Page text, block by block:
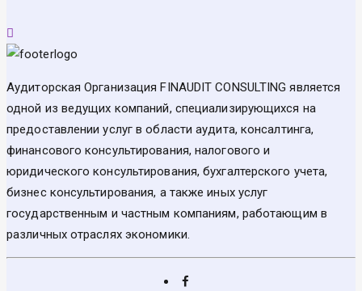
Аудиторская Организация FINAUDIT CONSULTING является
одной из ведущих компаний, специализирующихся на
предоставлении услуг в области аудита, консалтинга,
финансового консультирования, налогового и
юридического консультирования, бухгалтерского учета,
бизнес консультирования, а также иных услуг
государственным и частным компаниям, работающим в
различных отраслях экономики.